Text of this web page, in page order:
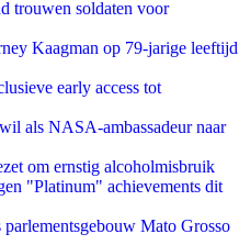
trouwen soldaten voor
Kaagman op 79-jarige leeftijd
early access tot
als NASA-ambassadeur naar
om ernstig alcoholmisbruik
"Platinum" achievements dit
Mato Grosso